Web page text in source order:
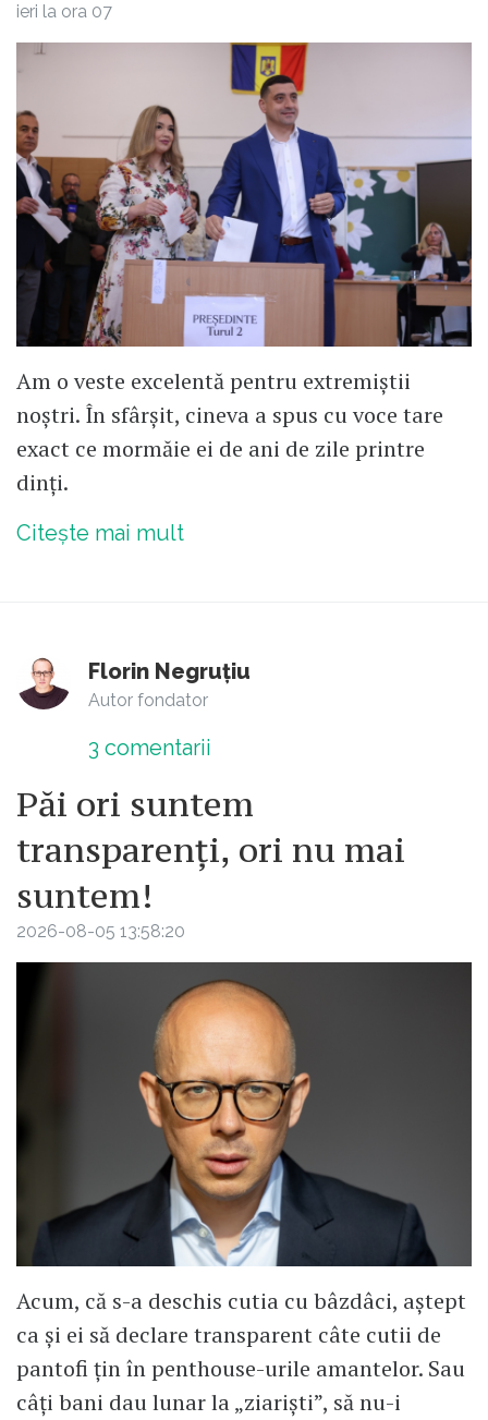
ieri la ora 07
Am o veste excelentă pentru extremiștii
noștri. În sfârșit, cineva a spus cu voce tare
exact ce mormăie ei de ani de zile printre
dinți.
Citește mai mult
Florin Negruțiu
Autor fondator
3 comentarii
Păi ori suntem
transparenți, ori nu mai
suntem!
2026-08-05 13:58:20
Acum, că s-a deschis cutia cu bâzdâci, aștept
ca și ei să declare transparent câte cutii de
pantofi țin în penthouse-urile amantelor. Sau
câți bani dau lunar la „ziariști”, să nu-i